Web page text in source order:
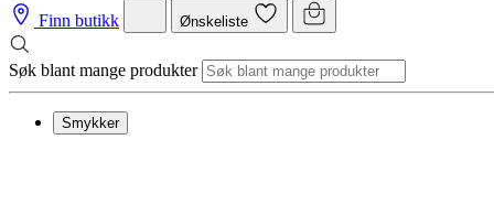
Finn butikk Ønskeliste
Søk blant mange produkter
Smykker